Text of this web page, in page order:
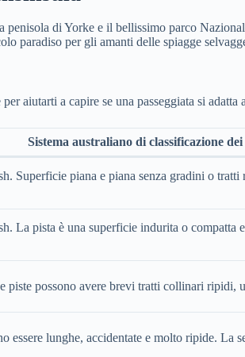
penisola di Yorke e il bellissimo parco
paradiso per gli amanti delle spiagge
aiutarti a capire se una passeggiata si
Sistema australiano di classificazione
Superficie piana e piana senza gradini o
La pista è una superficie indurita o
possono avere brevi tratti collinari ripidi,
lunghe, accidentate e molto ripide. La